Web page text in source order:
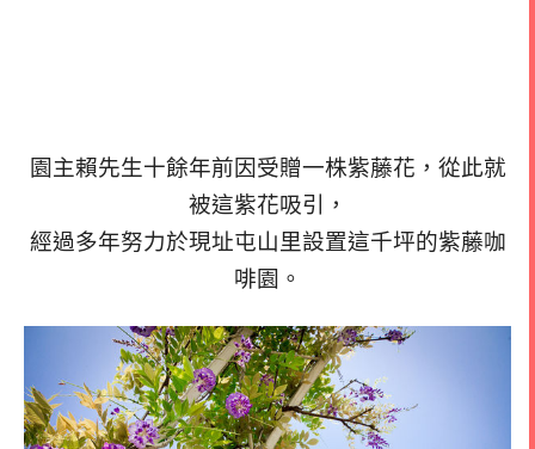
園主賴先生十餘年前因受贈一株紫藤花，從此就
被這紫花吸引，
經過多年努力於現址屯山里設置這千坪的紫藤咖
啡園。